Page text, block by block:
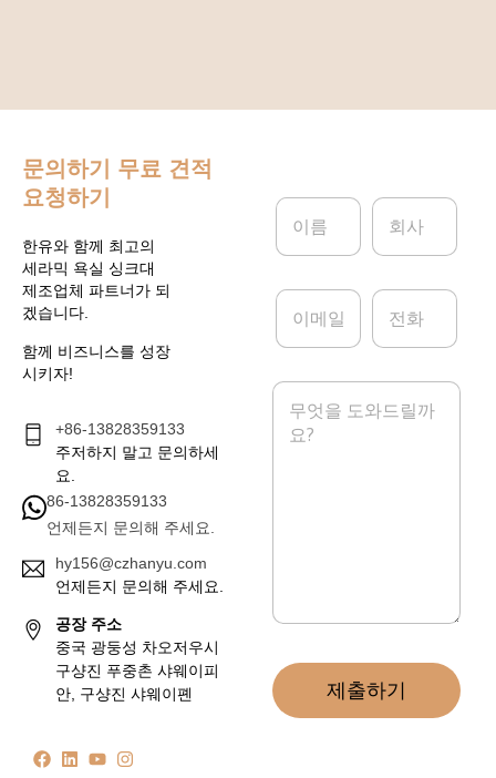
문의하기 무료 견적
요청하기
한유와 함께 최고의
세라믹 욕실 싱크대
제조업체 파트너가 되
겠습니다.
함께 비즈니스를 성장
시키자!
+86-13828359133
주저하지 말고 문의하세
요.
86-13828359133
언제든지 문의해 주세요.
hy156@czhanyu.com
언제든지 문의해 주세요.
공장 주소
중국 광둥성 차오저우시
구샹진 푸중촌 샤웨이피
안, 구샹진 샤웨이폔
이
*
회
이
일
전
메
제출하기